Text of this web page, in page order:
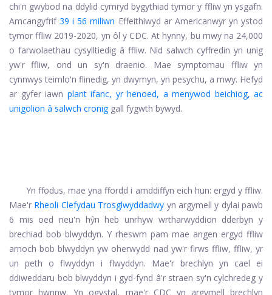
chi'n gwybod na ddylid cymryd bygythiad tymor y ffliw yn ysgafn.
Amcangyfrif 39 i 56 miliwn Effeithiwyd ar Americanwyr yn ystod
tymor ffliw 2019-2020, yn ôl y CDC. At hynny, bu mwy na 24,000
o farwolaethau cysylltiedig â ffliw. Nid salwch cyffredin yn unig
yw'r ffliw, ond un sy'n draenio. Mae symptomau ffliw yn
cynnwys teimlo'n flinedig, yn dwymyn, yn pesychu, a mwy. Hefyd
ar gyfer iawn plant ifanc, yr henoed, a menywod beichiog, ac
unigolion â salwch cronig gall fygwth bywyd.
Yn ffodus, mae yna ffordd i amddiffyn eich hun: ergyd y ffliw.
Mae'r Rheoli Clefydau Trosglwyddadwy yn argymell y dylai pawb
6 mis oed neu'n hŷn heb unrhyw wrtharwyddion dderbyn y
brechiad bob blwyddyn. Y rheswm pam mae angen ergyd ffliw
arnoch bob blwyddyn yw oherwydd nad yw'r firws ffliw, ffliw, yr
un peth o flwyddyn i flwyddyn. Mae'r brechlyn yn cael ei
ddiweddaru bob blwyddyn i gyd-fynd â'r straen sy'n cylchredeg y
tymor hwnnw. Yn ogystal, mae'r CDC yn argymell brechlyn